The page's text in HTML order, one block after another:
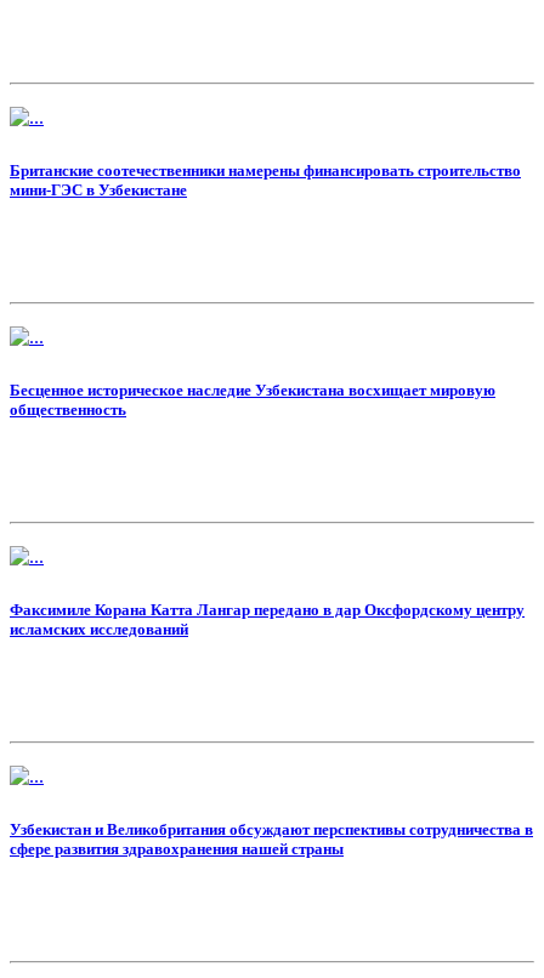
Британские соотечественники намерены финансировать строительство
мини-ГЭС в Узбекистане
Бесценное историческое наследие Узбекистана восхищает мировую
общественность
Факсимиле Корана Катта Лангар передано в дар Оксфордскому центру
исламских исследований
Узбекистан и Великобритания обсуждают перспективы сотрудничества в
сфере развития здравохранения нашей страны